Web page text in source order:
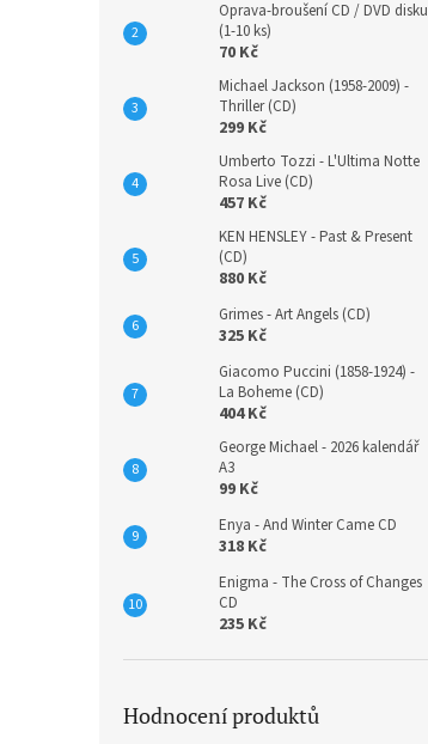
Oprava-broušení CD / DVD disku
(1-10 ks)
70 Kč
Michael Jackson (1958-2009) -
Thriller (CD)
299 Kč
Umberto Tozzi - L'Ultima Notte
Rosa Live (CD)
457 Kč
KEN HENSLEY - Past & Present
(CD)
880 Kč
Grimes - Art Angels (CD)
325 Kč
Giacomo Puccini (1858-1924) -
La Boheme (CD)
404 Kč
George Michael - 2026 kalendář
A3
99 Kč
Enya - And Winter Came CD
318 Kč
Enigma - The Cross of Changes
CD
235 Kč
Hodnocení produktů